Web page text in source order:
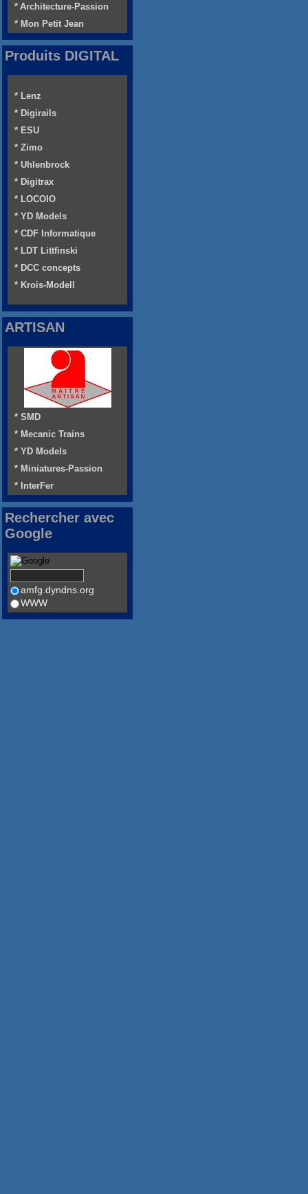
* Architecture-Passion
* Mon Petit Jean
Produits DIGITAL
* Lenz
* Digirails
* ESU
* Zimo
* Uhlenbrock
* Digitrax
* LOCOIO
* YD Models
* CDF Informatique
* LDT Littfinski
* DCC concepts
* Krois-Modell
ARTISAN
* SMD
* Mecanic Trains
* YD Models
* Miniatures-Passion
* InterFer
Rechercher avec
Google
amfg.dyndns.org
WWW